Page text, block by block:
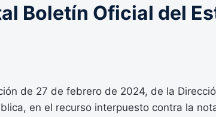
Boletín Oficial del
de 27 de febrero de 2024, de la
en el recurso interpuesto contra la